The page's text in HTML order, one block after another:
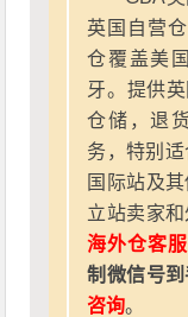
英国自营
仓覆盖美
牙。提供
仓储，退
务，特别
国际站及
立站卖家和
海外仓客
制微信号
咨询。